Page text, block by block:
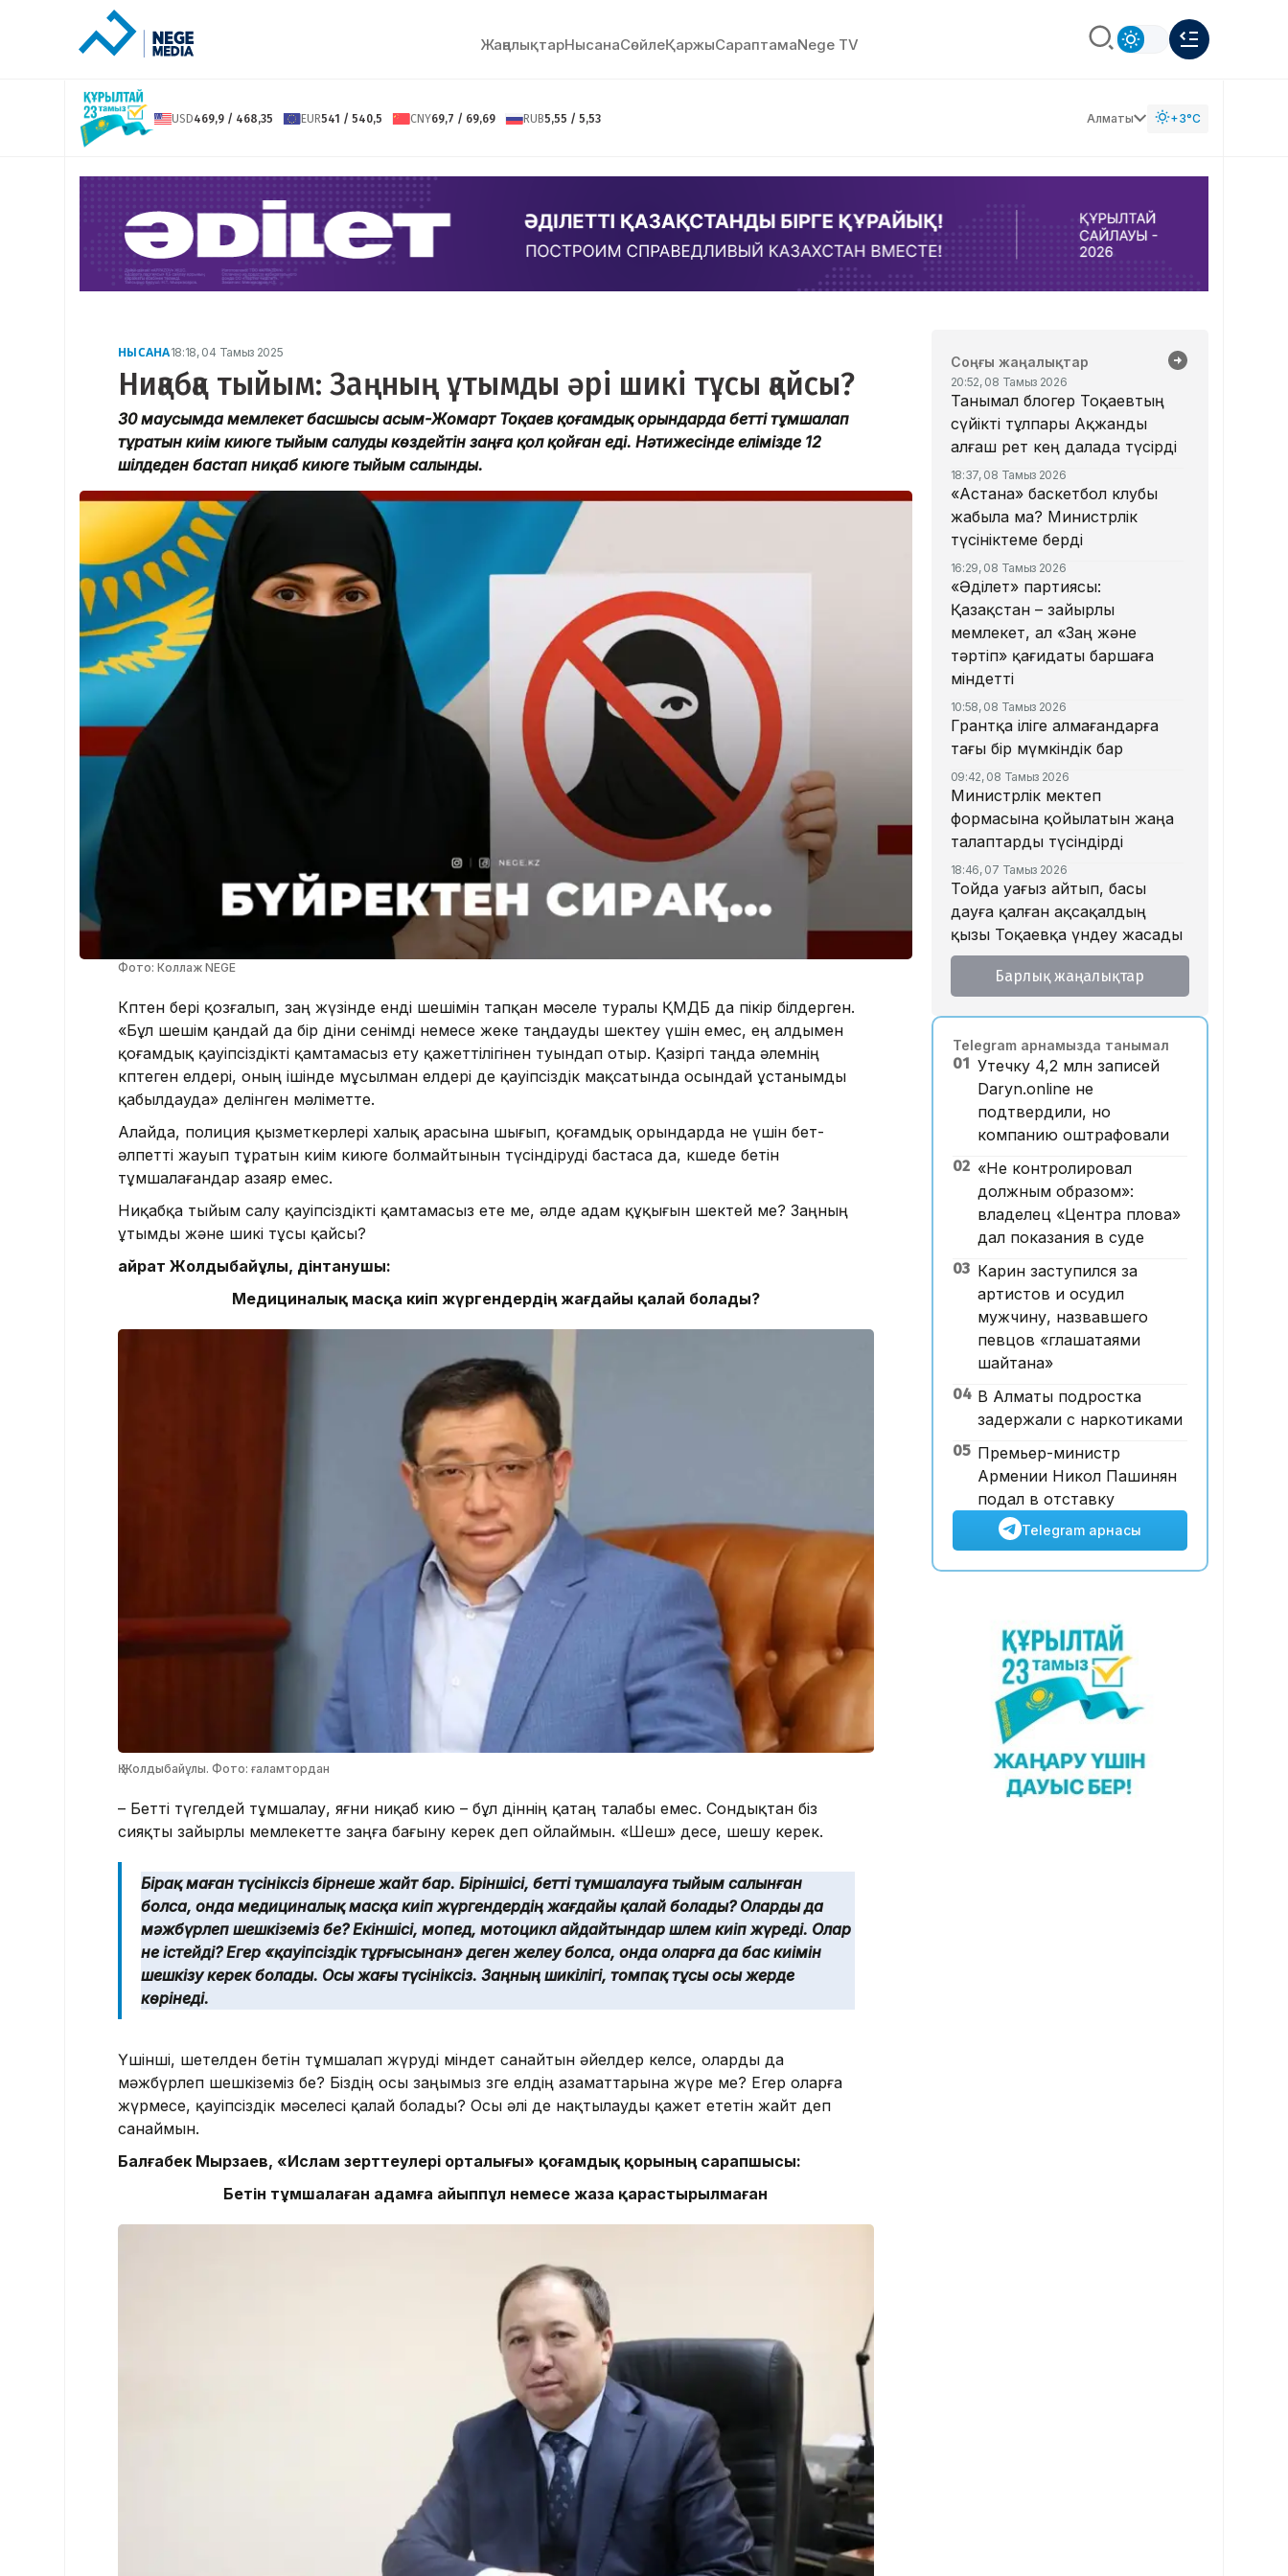
ЖаңалықтарНысанаСөйлeҚаржыСараптамаNege TV
USD469,9 / 468,35 EUR541 / 540,5 CNY69,7 / 69,69 RUB5,55 / 5,53 Алматы +3°C
НЫСАНА18:18, 04 Тамыз 2025
Ниқабқа тыйым: Заңның ұтымды әрі шикі тұсы қайсы?
30 маусымда мемлекет басшысы Қасым-Жомарт Тоқаев қоғамдық орындарда бетті тұмшалап
тұратын киім киюге тыйым салуды көздейтін заңға қол қойған еді. Нәтижесінде елімізде 12
шілдеден бастап ниқаб киюге тыйым салынды.
Фото: Коллаж NEGE
Көптен бері қозғалып, заң жүзінде енді шешімін тапқан мәселе туралы ҚМДБ да пікір білдерген.
«Бұл шешім қандай да бір діни сенімді немесе жеке таңдауды шектеу үшін емес, ең алдымен
қоғамдық қауіпсіздікті қамтамасыз ету қажеттілігінен туындап отыр. Қазіргі таңда әлемнің
көптеген елдері, оның ішінде мұсылман елдері де қауіпсіздік мақсатында осындай ұстанымды
қабылдауда» делінген мәліметте.
Алайда, полиция қызметкерлері халық арасына шығып, қоғамдық орындарда не үшін бет-
әлпетті жауып тұратын киім киюге болмайтынын түсіндіруді бастаса да, көшеде бетін
тұмшалағандар азаяр емес.
Ниқабқа тыйым салу қауіпсіздікті қамтамасыз ете ме, әлде адам құқығын шектей ме? Заңның
ұтымды және шикі тұсы қайсы?
Қайрат Жолдыбайұлы, дінтанушы:
Медициналық масқа киіп жүргендердің жағдайы қалай болады?
Қ.Жолдыбайұлы. Фото: ғаламтордан
– Бетті түгелдей тұмшалау, яғни ниқаб кию – бұл діннің қатаң талабы емес. Сондықтан біз
сияқты зайырлы мемлекетте заңға бағыну керек деп ойлаймын. «Шеш» десе, шешу керек.
Бірақ маған түсініксіз бірнеше жайт бар. Біріншісі, бетті тұмшалауға тыйым салынған
болса, онда медициналық масқа киіп жүргендердің жағдайы қалай болады? Оларды да
мәжбүрлеп шешкіземіз бе? Екіншісі, мопед, мотоцикл айдайтындар шлем киіп жүреді. Олар
не істейді? Егер «қауіпсіздік тұрғысынан» деген желеу болса, онда оларға да бас киімін
шешкізу керек болады. Осы жағы түсініксіз. Заңның шикілігі, томпақ тұсы осы жерде
көрінеді.
Үшінші, шетелден бетін тұмшалап жүруді міндет санайтын әйелдер келсе, оларды да
мәжбүрлеп шешкіземіз бе? Біздің осы заңымыз өзге елдің азаматтарына жүре ме? Егер оларға
жүрмесе, қауіпсіздік мәселесі қалай болады? Осы әлі де нақтылауды қажет ететін жайт деп
санаймын.
Балғабек Мырзаев, «Ислам зерттеулері орталығы» қоғамдық қорының сарапшысы:
Бетін тұмшалаған адамға айыппұл немесе жаза қарастырылмаған
Соңғы жаңалықтар
20:52, 08 Тамыз 2026
Танымал блогер Тоқаевтың
сүйікті тұлпары Ақжанды
алғаш рет кең далада түсірді
18:37, 08 Тамыз 2026
«Астана» баскетбол клубы
жабыла ма? Министрлік
түсініктеме берді
16:29, 08 Тамыз 2026
«Әділет» партиясы:
Қазақстан – зайырлы
мемлекет, ал «Заң және
тәртіп» қағидаты баршаға
міндетті
10:58, 08 Тамыз 2026
Грантқа іліге алмағандарға
тағы бір мүмкіндік бар
09:42, 08 Тамыз 2026
Министрлік мектеп
формасына қойылатын жаңа
талаптарды түсіндірді
18:46, 07 Тамыз 2026
Тойда уағыз айтып, басы
дауға қалған ақсақалдың
қызы Тоқаевқа үндеу жасады
17:47, 07 Тамыз 2026
«Ресейден жеткізілген»:
ұсталды
17:29, 07 Тамыз 2026
ЕҮАК отырысында
электрондық сауда туралы
келісімге қол қойылды
16:49, 07 Тамыз 2026
Алматыдағы «Байсат»
базары аукционда 24,7 млрд
теңгеге сатылды
15:53, 07 Тамыз 2026
Қазақстанда аукцион өткізу
тәртібі өзгертілмек: кепілдік
жарна құны қымбаттайды
Барлық жаңалықтар
Telegram арнамызда танымал
01 Утечку 4,2 млн записей
Daryn.online не
подтвердили, но
компанию оштрафовали
02 «Не контролировал
должным образом»:
владелец «Центра плова»
дал показания в суде
03 Карин заступился за
артистов и осудил
мужчину, назвавшего
певцов «глашатаями
шайтана»
04 В Алматы подростка
задержали с наркотиками
05 Премьер-министр
Армении Никол Пашинян
подал в отставку
Telegram арнасы